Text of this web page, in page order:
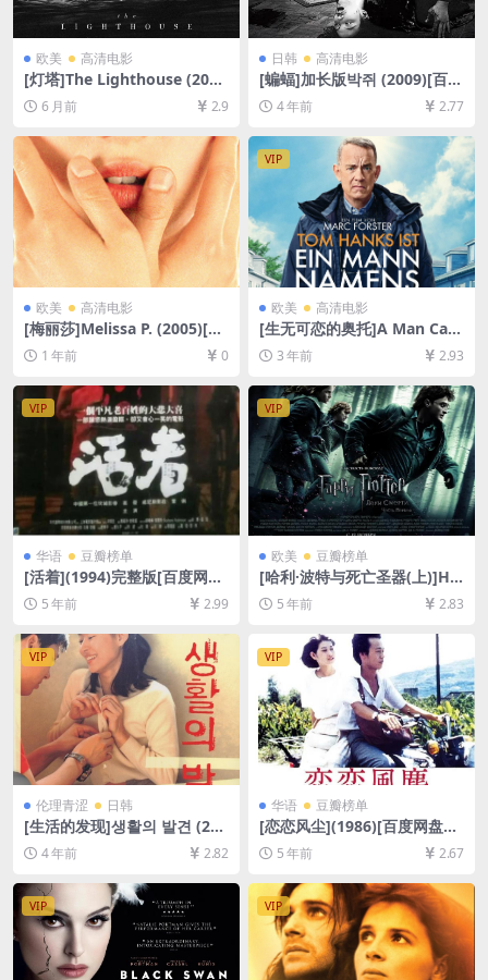
欧美 高清电影
[灯塔]The Lighthouse (201
9)[百度网盘+夸克网盘1080P
超清未删减资源][网盘在线播
放/下载][MP4/6.7GB][中英字
幕]
6 月前 2.9
日韩 高清电影
[蝙蝠]加长版박쥐 (2009)[百度
网盘+迅雷云盘资源1080P超
清未删减][MP4/9.5GB][韩语
中字]
4 年前 2.77
欧美 高清电影
[梅丽莎]Melissa P. (2005)[百
度网盘+夸克网盘1080P超清
资源][网盘在线播放/下载][MP
1 年前 0
VIP
欧美 高清电影
[生无可恋的奥托]A Man Call
ed Otto (2022)[百度网盘+迅
雷云盘资源1080P超清未删减]
3 年前 2.93
VIP
华语 豆瓣榜单
[活着](1994)完整版[百度网盘
+夸克网盘+迅雷云盘资源1080
P超清未删减][网盘在线播放/
下载][MP4/9GB][中文字幕]
5 年前 2.99
VIP
欧美 豆瓣榜单
[哈利·波特与死亡圣器(上)]Ha
rry Potter and the Deathly
Hallows: Part 1 (2010)[百度
网盘+迅雷云盘资源1080P超
清未删减][MP4/9.5GB][中英
字幕]
5 年前 2.83
VIP
伦理青涩 日韩
[生活的发现]생활의 발견 (200
2)[百度网盘+夸克网盘资源10
80P超清未删减][MP4/7.5GB]
[韩语中字]
4 年前 2.82
VIP
华语 豆瓣榜单
[恋恋风尘](1986)[百度网盘
+迅雷云盘资源1080P超清未
删减][MP4/6.2GB][原声中字]
5 年前 2.67
VIP VIP